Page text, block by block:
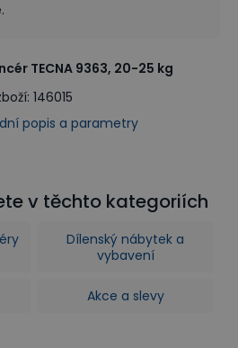
TECNA 9363, 20-25 kg
: 146015
popis a parametry
v těchto kategoriích
Dílenský nábytek a
vybavení
Akce a slevy